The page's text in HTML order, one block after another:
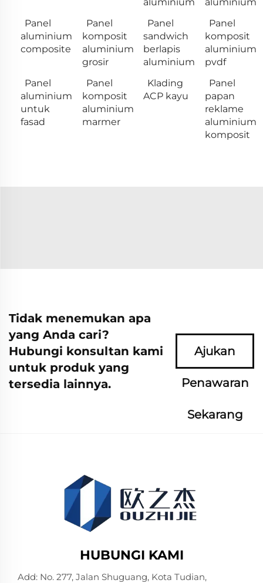
Panel
aluminium
composite
Panel
komposit
aluminium
grosir
Panel
sandwich
berlapis
aluminium
Panel
komposit
aluminium
pvdf
Panel
aluminium
untuk
fasad
Panel
komposit
aluminium
marmer
Klading
ACP kayu
Panel
papan
reklame
aluminium
komposit
Tidak menemukan apa
yang Anda cari?
Hubungi konsultan kami
untuk produk yang
tersedia lainnya.
Ajukan
Penawaran
Sekarang
HUBUNGI KAMI
Add: No. 277, Jalan Shuguang, Kota Tudian,